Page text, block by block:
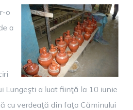
o
a
Lungeşti a luat fiinţă la 10 iunie
cu verdeaţă din faţa Căminului